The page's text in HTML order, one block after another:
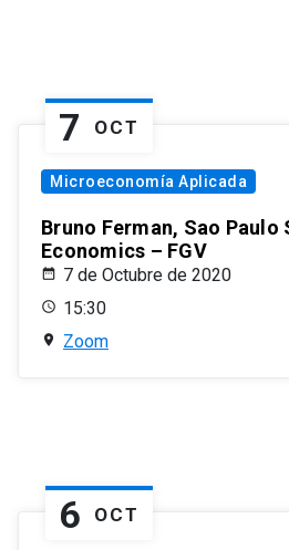
7 OCT
Microeconomía Aplicada
Bruno Ferman, Sao Paulo
Economics – FGV
7 de Octubre de 2020
15:30
Zoom
6 OCT